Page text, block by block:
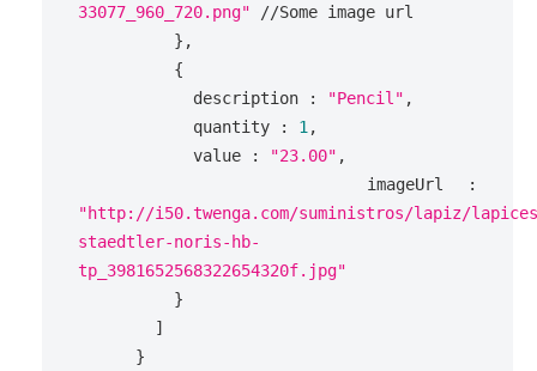
33077_960_720.png"
//Some image url
},
{
description
: "Pencil" ,
quantity
: 1 ,
value
: "23.00" ,
imageUrl
:
"http://i50.twenga.com/suministros/lapiz/
staedtler-noris-hb-
tp_3981652568322654320f.jpg"
}
]
}